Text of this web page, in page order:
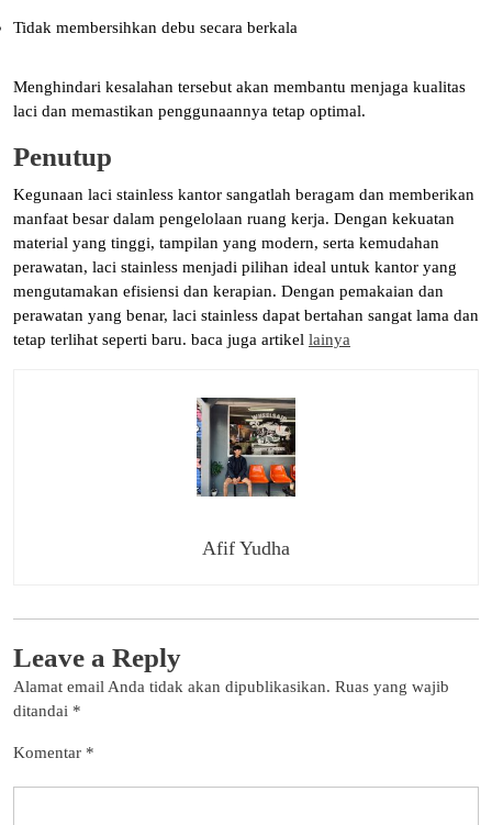
Tidak membersihkan debu secara berkala
Menghindari kesalahan tersebut akan membantu menjaga kualitas
laci dan memastikan penggunaannya tetap optimal.
Penutup
Kegunaan laci stainless kantor sangatlah beragam dan memberikan
manfaat besar dalam pengelolaan ruang kerja. Dengan kekuatan
material yang tinggi, tampilan yang modern, serta kemudahan
perawatan, laci stainless menjadi pilihan ideal untuk kantor yang
mengutamakan efisiensi dan kerapian. Dengan pemakaian dan
perawatan yang benar, laci stainless dapat bertahan sangat lama dan
tetap terlihat seperti baru. baca juga artikel lainya
Afif Yudha
Leave a Reply
Alamat email Anda tidak akan dipublikasikan. Ruas yang wajib
ditandai *
Komentar *